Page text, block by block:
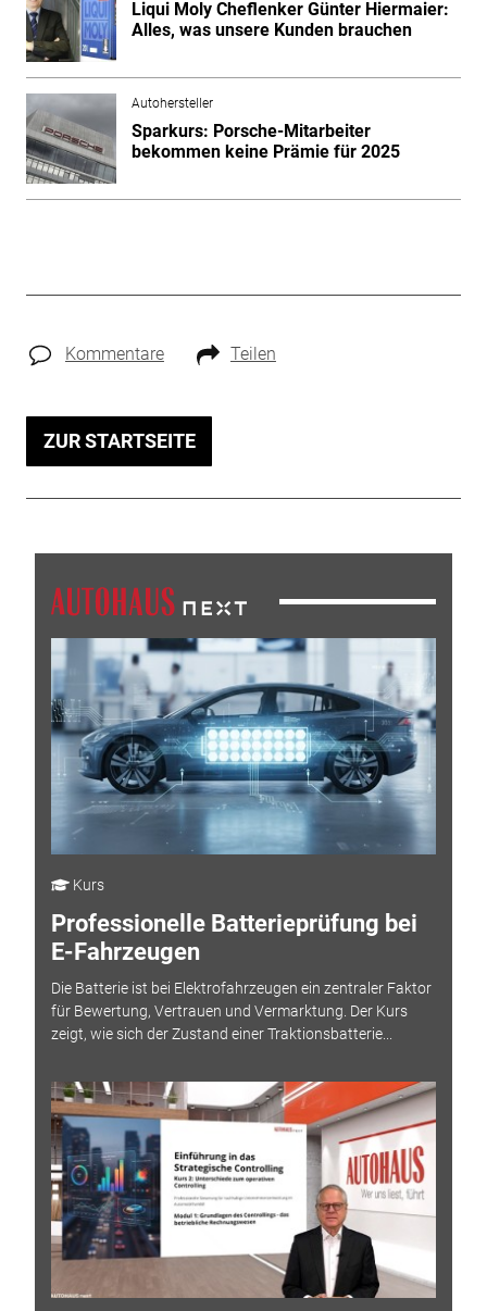
Liqui Moly Cheflenker Günter Hiermaier:
Alles, was unsere Kunden brauchen
Autohersteller
Sparkurs: Porsche-Mitarbeiter
bekommen keine Prämie für 2025
Kommentare Teilen
ZUR STARTSEITE
Kurs
Professionelle Batterieprüfung bei
E-Fahrzeugen
Die Batterie ist bei Elektrofahrzeugen ein zentraler Faktor
für Bewertung, Vertrauen und Vermarktung. Der Kurs
zeigt, wie sich der Zustand einer Traktionsbatterie...